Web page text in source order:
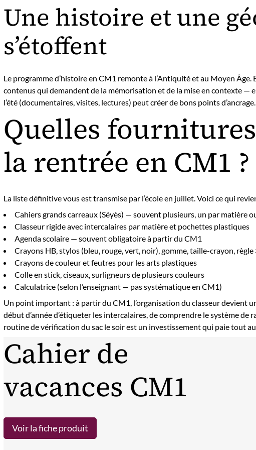
Une histoire et une
s’étoffent
Le programme d’histoire en CM1 remonte à l’Antiquité et au Moyen Âge.
contenus qui demandent de la mémorisation et de la mise en contexte —
l’été (documentaires, visites, lectures) peut créer de bons points d’ancrage.
Quelles
la rentrée en CM1 ?
La liste définitive vous est transmise par l’école en juillet. Voici ce qui
Cahiers grands carreaux (Séyès) — souvent plusieurs, un par matière
Classeur rigide avec intercalaires par matière et pochettes plastiques
Agenda scolaire — souvent obligatoire à partir du CM1
Crayons HB, stylos (bleu, rouge, vert, noir), gomme, taille-crayon,
Crayons de couleur et feutres pour les arts plastiques
Colle en stick, ciseaux, surligneurs de plusieurs couleurs
Calculatrice (selon l’enseignant — pas systématique en CM1)
Un point important : à partir du CM1, l’organisation du classeur devient
début d’année d’étiqueter les intercalaires, de comprendre le système de
routine de vérification du sac le soir est un investissement qui paie tout au
Cahier de
vacances CM1
Voir la fiche produit